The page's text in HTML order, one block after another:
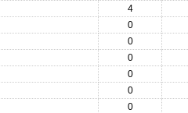
4
0
0
0
0
0
0